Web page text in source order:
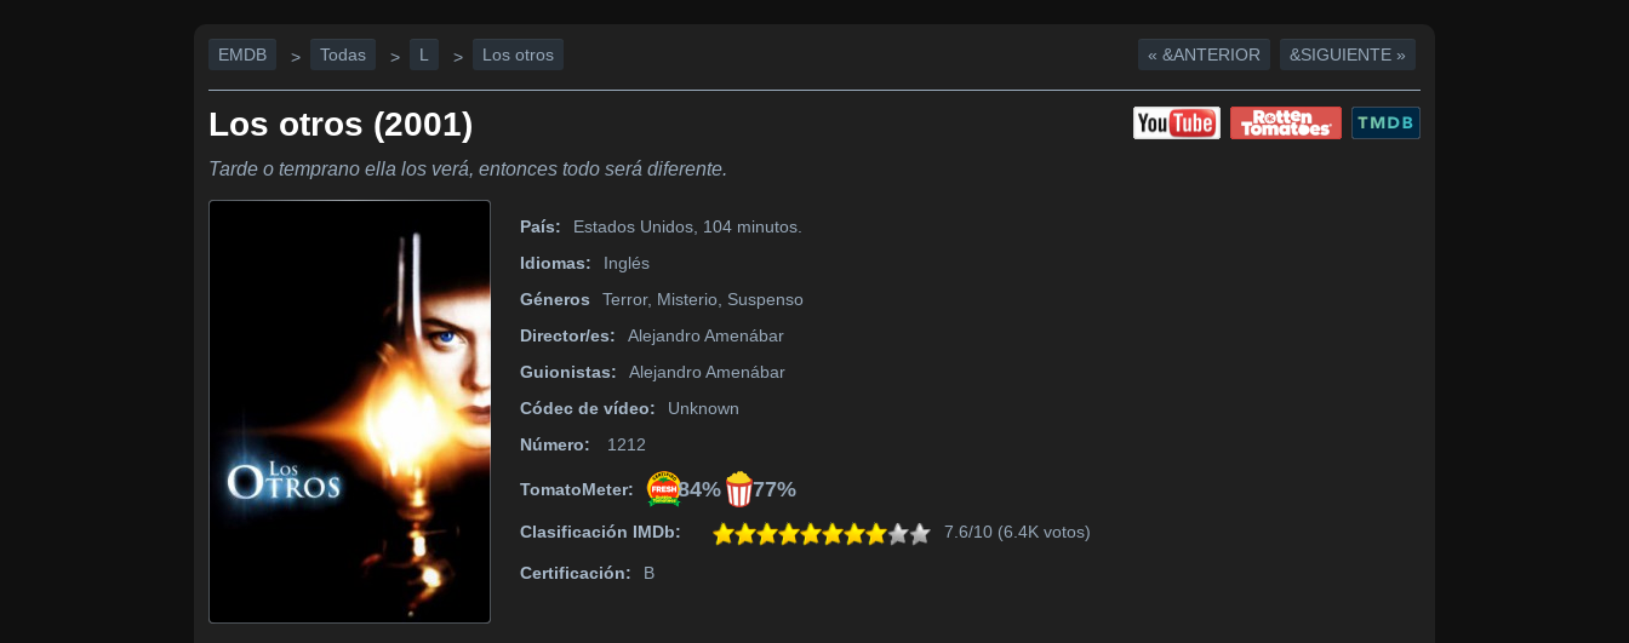
EMDB > Todas > L > Los otros « &ANTERIOR &SIGUIENTE »
Los otros (2001)
Tarde o temprano ella los verá, entonces todo será diferente.
País:
Estados Unidos, 104 minutos.
Idiomas:
Inglés
Géneros
Terror, Misterio, Suspenso
Director/es:
Alejandro Amenábar
Guionistas:
Alejandro Amenábar
Códec de vídeo:
Unknown
Número:
1212
TomatoMeter: 84% 77%
Clasificación IMDb: 7.6/10 (6.4K votos)
Certificación: B